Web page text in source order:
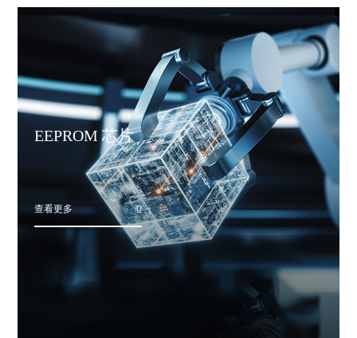
EEPROM 芯片
查看更多